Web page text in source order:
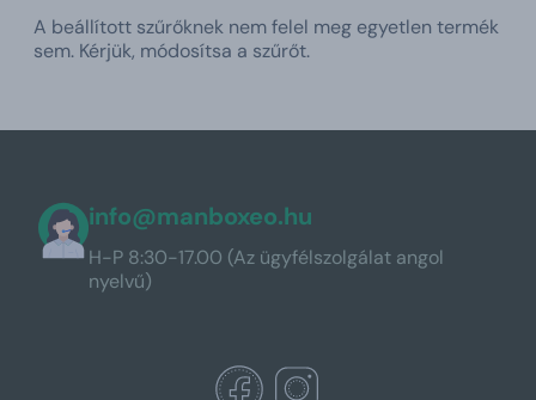
A beállított szűrőknek nem felel meg egyetlen termék
sem. Kérjük, módosítsa a szűrőt.
info@manboxeo.hu
H-P 8:30-17.00 (Az ügyfélszolgálat angol
nyelvű)